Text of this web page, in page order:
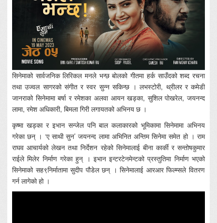
सिनेमाको सार्वजनिक लिरिकल मनले भन्छ बोलको गीतमा हर्क साउँदको शब्द रचना
तथा उज्वल सागरको संगीत र स्वर सुन्न सकिन्छ । लभस्टोरी, थ्रीलर र कमेडी
जानराको सिनेमामा बर्षा र रमेशका अलवा आयन खड्का, सुशिल पोखरेल, जयनन्द
लामा, रमेश अधिकारी, बिमला गिरी लगायतको अभिनय छ ।
कृष्मा खड्का र इभान सन्जेल पनि बाल कलाकारको भूमिकामा सिनेमामा अभिनय
गरेका छन् । ‘ए साथी सुन’ जयनन्द लामा अभिनित अन्तिम सिनेमा समेत हो । राम
राघव आचार्यको लेखन तथा निर्देशन रहेको सिनेमालाई बीना कार्की र सन्तोषकुमार
राईले मिलेर निर्माण गरेका हुन् । इभान इन्टरटेनमेन्टको प्रस्तुतिमा निर्माण भएको
सिनेमाको सह९निर्मातामा सुदीप पौडेल छन् । सिनेमालाई आरआर फिल्म्सले वितरण
गर्न लागेको हो ।